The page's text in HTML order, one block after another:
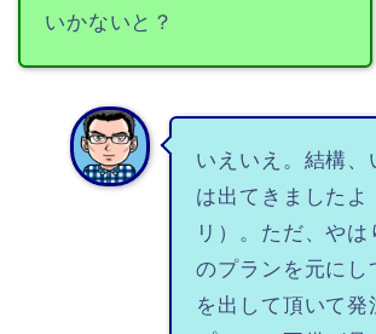
いかないと？
いえいえ。結構、
は出てきましたよ
リ）。ただ、やは
のプランを元にし
を出して頂いて発